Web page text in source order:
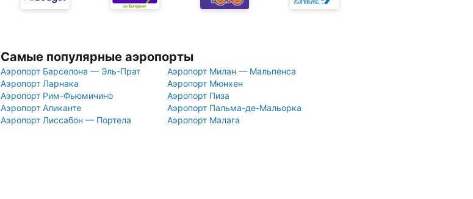
Самые популярные аэропорты
Аэропорт Барселона — Эль-Прат
Аэропорт Милан — Мальпенса
Аэропорт Ларнака
Аэропорт Мюнхен
Аэропорт Рим-Фьюмичино
Аэропорт Пиза
Аэропорт Аликанте
Аэропорт Пальма-де-Мальорка
Аэропорт Лиссабон — Портела
Аэропорт Малага